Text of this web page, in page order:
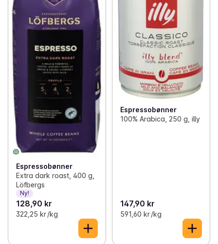
Espressobønner
Extra dark roast, 400 g,
Löfbergs
Ny!
128,90 kr
322,25 kr /kg
Espressobønner
100% Arabica, 250 g, illy
147,90 kr
591,60 kr /kg